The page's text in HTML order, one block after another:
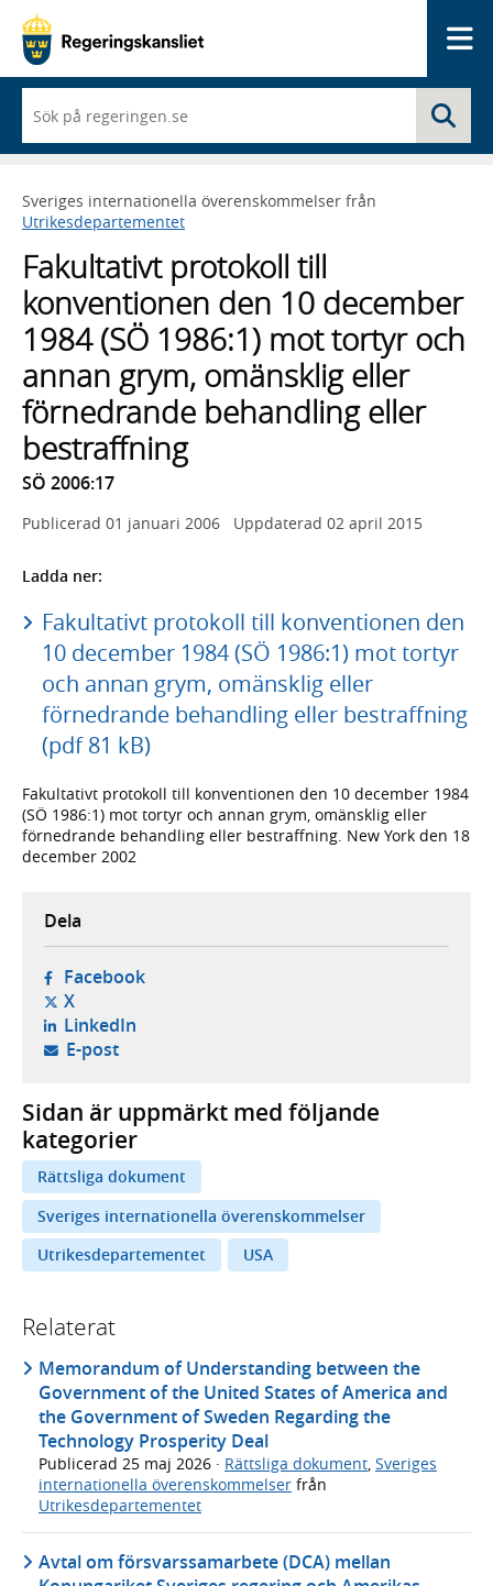
du
börjar
skriva
framträder
en
med
sökförslag
Sveriges internationella överenskommelser från
Utrikesdepartementet
Fakultativt protokoll till
konventionen den 10 december
1984 (SÖ 1986:1) mot tortyr och
annan grym, omänsklig eller
förnedrande behandling eller
bestraffning
SÖ 2006:17
Publicerad 01 januari 2006 Uppdaterad 02 april 2015
Ladda ner:
Fakultativt protokoll till konventionen den
10 december 1984 (SÖ 1986:1) mot tortyr
och annan grym, omänsklig eller
förnedrande behandling eller bestraffning
(pdf 81 kB)
Fakultativt protokoll till konventionen den 10 december 1984
(SÖ 1986:1) mot tortyr och annan grym, omänsklig eller
förnedrande behandling eller bestraffning. New York den 18
december 2002
Dela
Facebook- öppnas i ny flik, extern webbplats,
X- öppnas i ny flik, extern webbplats,
LinkedIn- öppnas i ny flik, extern webbplats,
E-post- öppnar din e-postklient,
Sidan är uppmärkt med följande
kategorier
Rättsliga dokument
Sveriges internationella överenskommelser
Utrikesdepartementet
USA
Relaterat
Memorandum of Understanding between the
Government of the United States of America and
the Government of Sweden Regarding the
Technology Prosperity Deal
Publicerad 25 maj 2026 · Rättsliga dokument Sveriges
internationella överenskommelser från
Utrikesdepartementet
Avtal om försvarssamarbete (DCA) mellan